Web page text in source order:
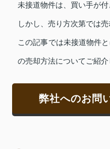
未接道物件は、買い手が付
しかし、売り方次第では
この記事では未接道物件
の売却方法についてご紹介
弊社へのお問